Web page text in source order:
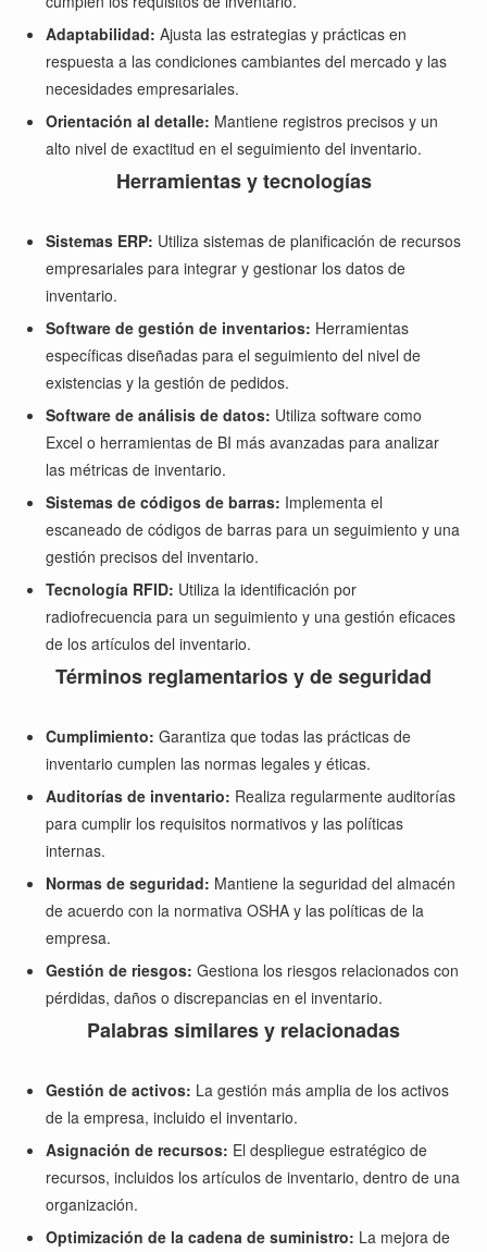
Adaptabilidad: Ajusta las estrategias y prácticas en
respuesta a las condiciones cambiantes del mercado y las
necesidades empresariales.
Orientación al detalle: Mantiene registros precisos y un
alto nivel de exactitud en el seguimiento del inventario.
Herramientas y tecnologías
Sistemas ERP: Utiliza sistemas de planificación de recursos
empresariales para integrar y gestionar los datos de
inventario.
Software de gestión de inventarios: Herramientas
específicas diseñadas para el seguimiento del nivel de
existencias y la gestión de pedidos.
Software de análisis de datos: Utiliza software como
Excel o herramientas de BI más avanzadas para analizar
las métricas de inventario.
Sistemas de códigos de barras: Implementa el
escaneado de códigos de barras para un seguimiento y una
gestión precisos del inventario.
Tecnología RFID: Utiliza la identificación por
radiofrecuencia para un seguimiento y una gestión eficaces
de los artículos del inventario.
Términos reglamentarios y de seguridad
Cumplimiento: Garantiza que todas las prácticas de
inventario cumplen las normas legales y éticas.
Auditorías de inventario: Realiza regularmente auditorías
para cumplir los requisitos normativos y las políticas
internas.
Normas de seguridad: Mantiene la seguridad del almacén
de acuerdo con la normativa OSHA y las políticas de la
empresa.
Gestión de riesgos: Gestiona los riesgos relacionados con
pérdidas, daños o discrepancias en el inventario.
Palabras similares y relacionadas
Gestión de activos: La gestión más amplia de los activos
de la empresa, incluido el inventario.
Asignación de recursos: El despliegue estratégico de
recursos, incluidos los artículos de inventario, dentro de una
organización.
Optimización de la cadena de suministro: La mejora de